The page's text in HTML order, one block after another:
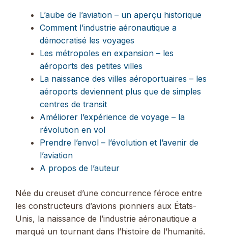
L’aube de l’aviation – un aperçu historique
Comment l’industrie aéronautique a
démocratisé les voyages
Les métropoles en expansion – les
aéroports des petites villes
La naissance des villes aéroportuaires – les
aéroports deviennent plus que de simples
centres de transit
Améliorer l’expérience de voyage – la
révolution en vol
Prendre l’envol – l’évolution et l’avenir de
l’aviation
A propos de l’auteur
Née du creuset d’une concurrence féroce entre
les constructeurs d’avions pionniers aux États-
Unis, la naissance de l’industrie aéronautique a
marqué un tournant dans l’histoire de l’humanité.